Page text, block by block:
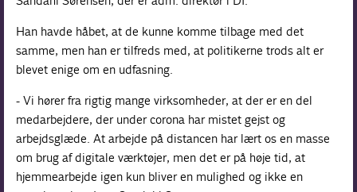
Han havde håbet, at de kunne komme tilbage med det
samme, men han er tilfreds med, at politikerne trods alt er
blevet enige om en udfasning.
- Vi hører fra rigtig mange virksomheder, at der er en del
medarbejdere, der under corona har mistet gejst og
arbejdsglæde. At arbejde på distancen har lært os en masse
om brug af digitale værktøjer, men det er på høje tid, at
hjemmearbejde igen kun bliver en mulighed og ikke en